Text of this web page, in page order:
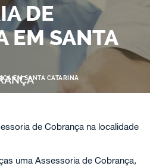
DE
EM SANTA
EM SANTA CATARINA
de Cobrança na localidade
uma Assessoria de Cobrança,